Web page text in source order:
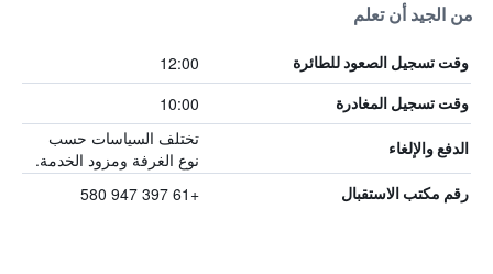
من الجيد أن تعلم
وقت تسجيل الصعود للطائرة 12:00
وقت تسجيل المغادرة 10:00
الدفع والإلغاء
تختلف السياسات حسب
نوع الغرفة ومزود الخدمة.
رقم مكتب الاستقبال +61 397 947 580